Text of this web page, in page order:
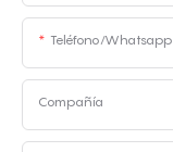
Teléfono/whatsapp
Compañía